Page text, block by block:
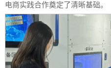
电商实践合作奠定了清晰基础。